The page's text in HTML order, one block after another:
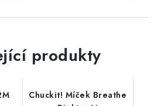
produkty
Chuckit! Míček Breathe